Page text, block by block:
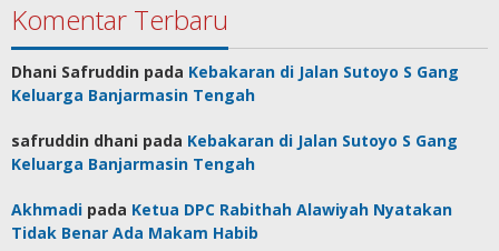
Komentar Terbaru
Dhani Safruddin pada Kebakaran di Jalan Sutoyo S Gang
Keluarga Banjarmasin Tengah
safruddin dhani pada Kebakaran di Jalan Sutoyo S Gang
Keluarga Banjarmasin Tengah
Akhmadi pada Ketua DPC Rabithah Alawiyah Nyatakan
Tidak Benar Ada Makam Habib